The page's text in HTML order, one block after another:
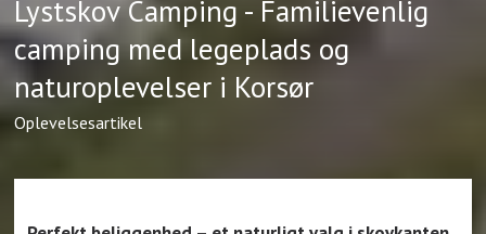
Lystskov Camping - Familievenlig
camping med legeplads og
naturoplevelser i Korsør
Oplevelsesartikel